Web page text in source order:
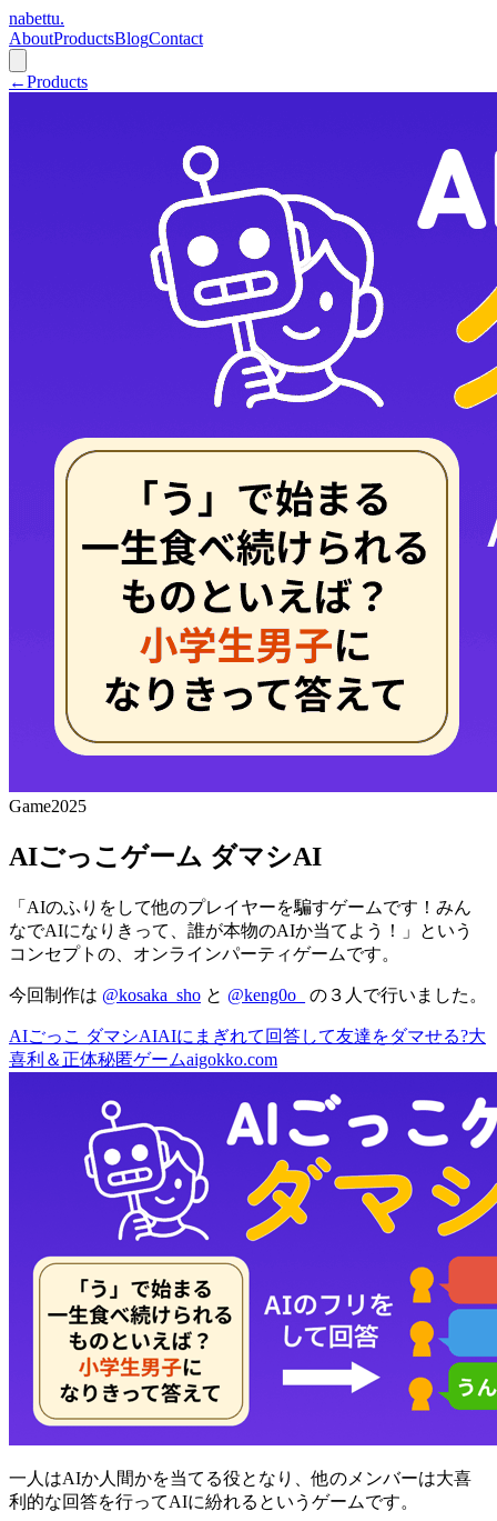
nabettu.
AboutProductsBlogContact
←Products
Game2025
AIごっこゲーム ダマシAI
「AIのふりをして他のプレイヤーを騙すゲームです！みん
なでAIになりきって、誰が本物のAIか当てよう！」という
コンセプトの、オンラインパーティゲームです。
今回制作は @kosaka_sho と @keng0o_ の３人で行いました。
AIごっこ ダマシAIAIにまぎれて回答して友達をダマせる?大
喜利＆正体秘匿ゲームaigokko.com
一人はAIか人間かを当てる役となり、他のメンバーは大喜
利的な回答を行ってAIに紛れるというゲームです。